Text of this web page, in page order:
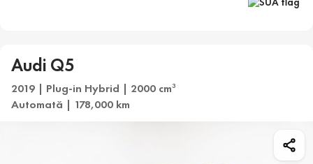
Audi Q5
2019 | Plug-in Hybrid | 2000 cm3
Automată | 178,000 km